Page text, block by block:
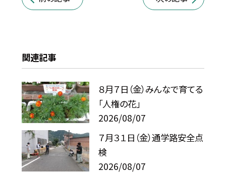
関連記事
８月７日（金）みんなで育てる
「人権の花」
2026/08/07
７月３１日（金）通学路安全点
検
2026/08/07